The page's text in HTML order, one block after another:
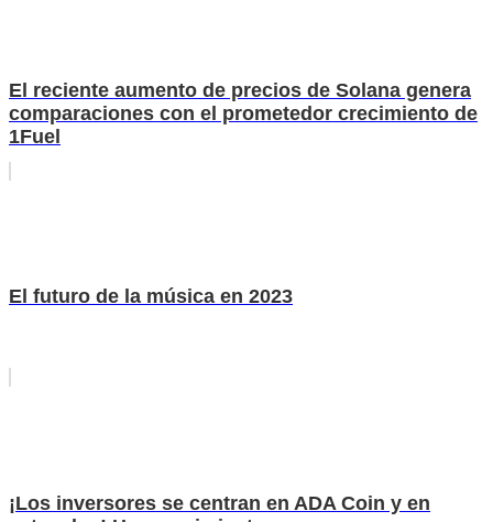
El reciente aumento de precios de Solana genera
comparaciones con el prometedor crecimiento de
1Fuel
El futuro de la música en 2023
¡Los inversores se centran en ADA Coin y en